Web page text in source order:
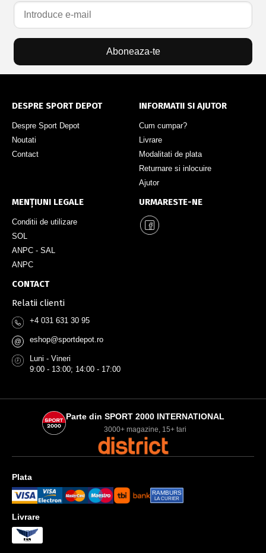
Aboneaza-te
DESPRE SPORT DEPOT
Despre Sport Depot
Noutati
Contact
INFORMATII SI AJUTOR
Cum cumpar?
Livrare
Modalitati de plata
Returnare si inlocuire
Ajutor
MENȚIUNI LEGALE
Conditii de utilizare
SOL
ANPC - SAL
ANPC
URMARESTE-NE
CONTACT
Relatii clienti
+4 031 631 30 95
@ eshop@sportdepot.ro
Luni - Vineri
9:00 - 13:00; 14:00 - 17:00
Parte din SPORT 2000 INTERNATIONAL
3000+ magazine, 15+ tari
Plata
RAMBURS
LA CURIER
Livrare